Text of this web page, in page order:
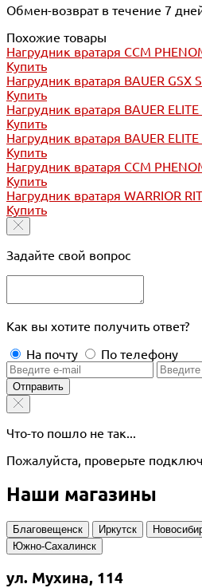
Обмен-возврат в течение 7
Похожие товары
Нагрудник вратаря CCM
Купить
Нагрудник вратаря BAUER GSX
Купить
Нагрудник вратаря BAUER ELITE
Купить
Нагрудник вратаря BAUER ELITE
Купить
Нагрудник вратаря CCM
Купить
Нагрудник вратаря WARRIOR
Купить
Задайте свой вопрос
Как вы хотите получить ответ?
На почту
По телефону
Отправить
Что-то пошло не так...
Пожалуйста, проверьте
Наши магазины
Благовещенск Иркутск
Южно-Сахалинск
ул. Мухина, 114